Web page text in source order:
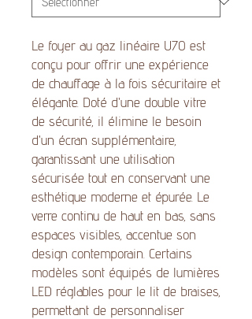
Le foyer au gaz linéaire U70 est
conçu pour offrir une expérience
de chauffage à la fois sécuritaire et
élégante. Doté d'une double vitre
de sécurité, il élimine le besoin
d'un écran supplémentaire,
garantissant une utilisation
sécurisée tout en conservant une
esthétique moderne et épurée. Le
verre continu de haut en bas, sans
espaces visibles, accentue son
design contemporain. Certains
modèles sont équipés de lumières
LED réglables pour le lit de braises,
permettant de personnaliser